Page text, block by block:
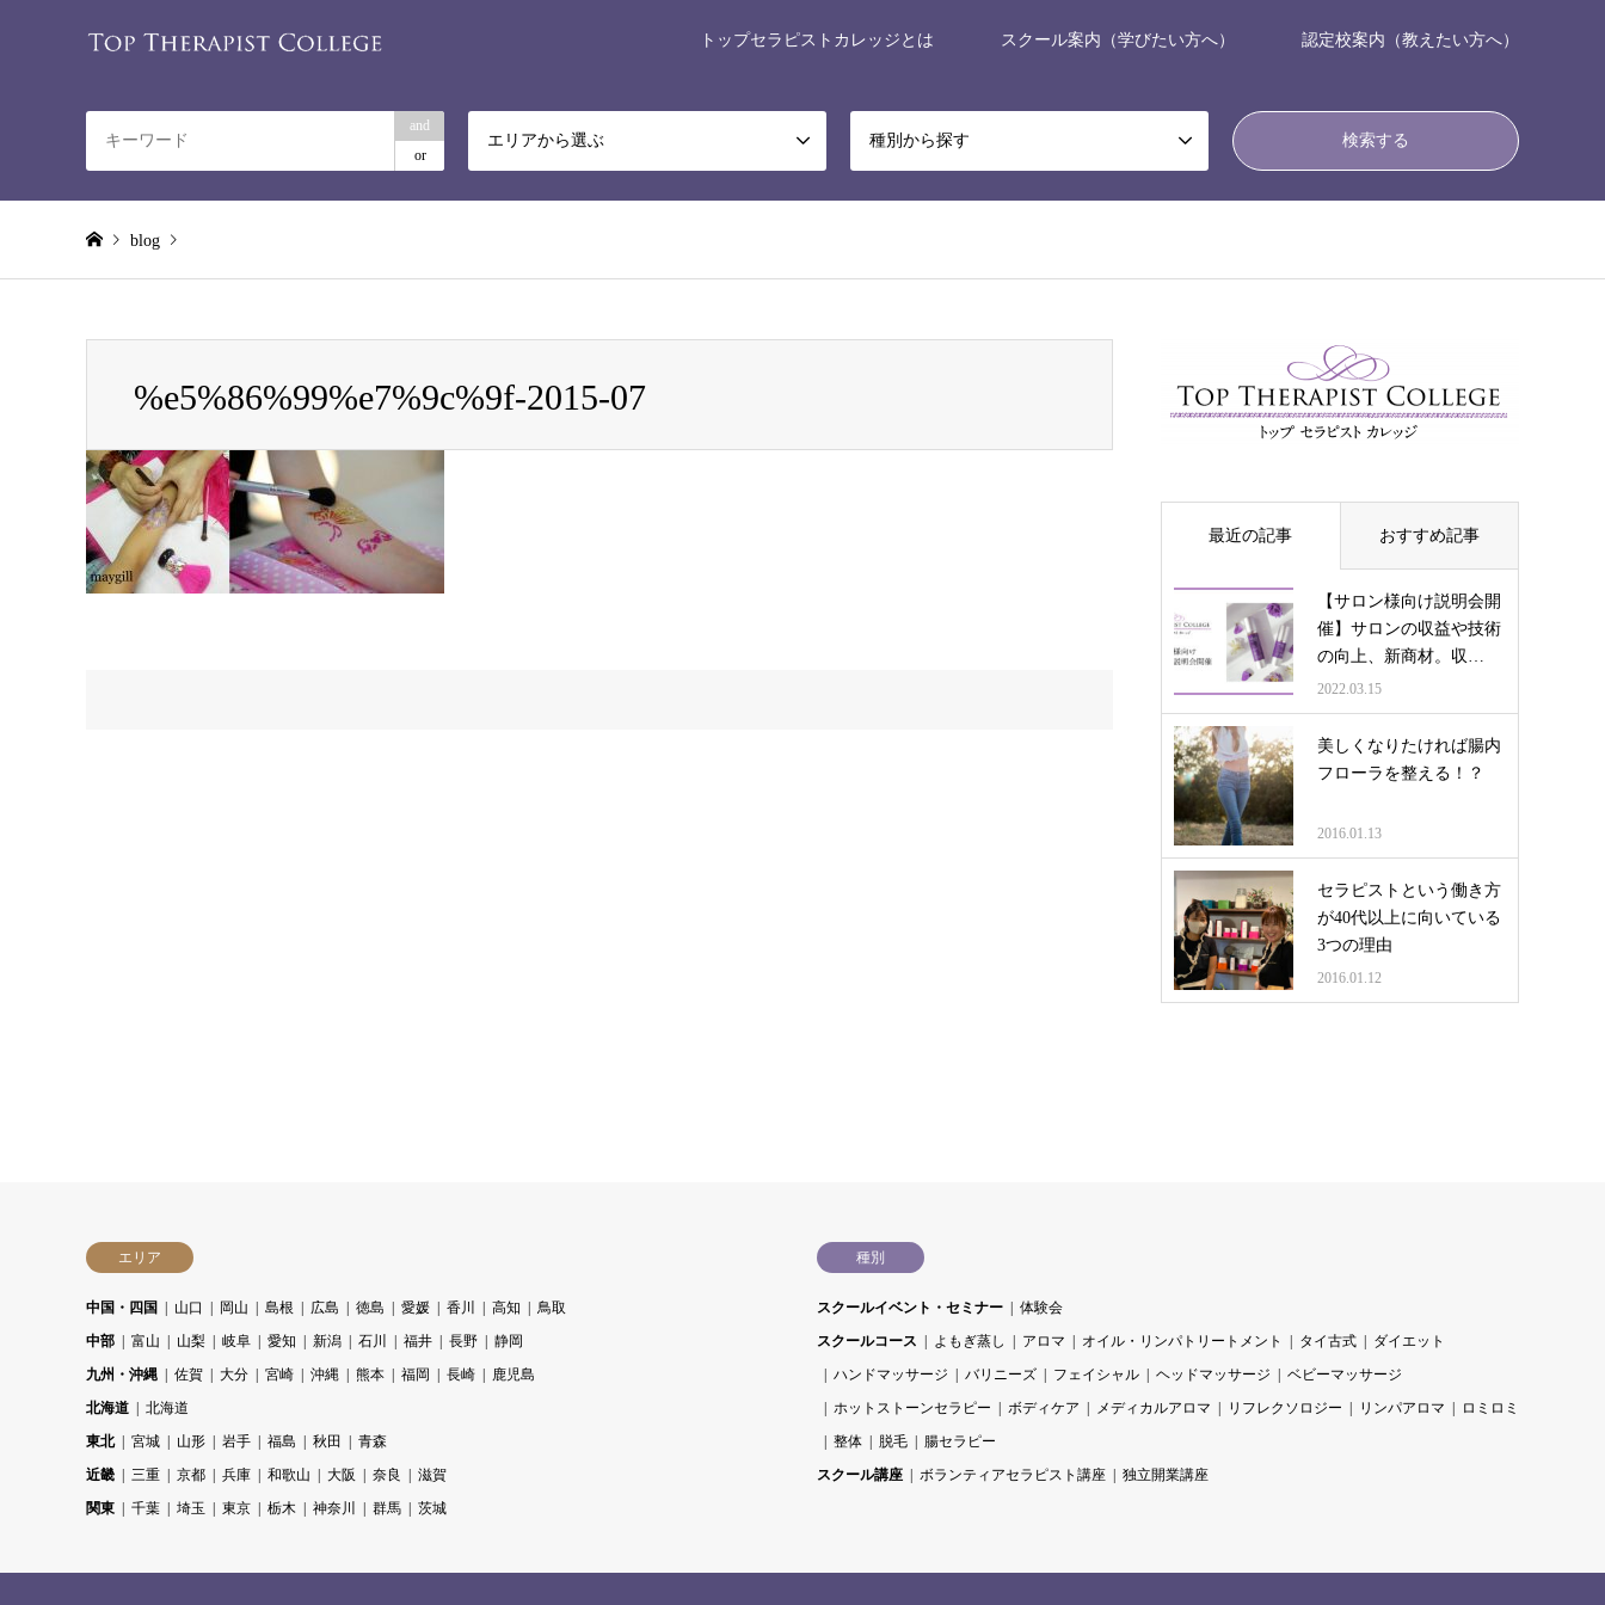
トップセラピストカレッジとは スクール案内（学びたい方へ） 認定校案内（教えたい方へ）
and
or
エリアから選ぶ 種別から探す
blog
%e5%86%99%e7%9c%9f-2015-07
%e5%86%99%e7%9c%9f-2015-07
最近の記事 おすすめ記事
【サロン様向け説明会開
催】サロンの収益や技術
の向上、新商材。収…
2022.03.15
美しくなりたければ腸内
フローラを整える！？
2016.01.13
セラピストという働き方
が40代以上に向いている
3つの理由
2016.01.12
エリア
中国・四国 山口 岡山 島根 広島 徳島 愛媛 香川 高知
鳥取
中部
富山 山梨 岐阜 愛知 新潟 石川 福井 長野
静岡
九州・沖縄
佐賀 大分 宮崎 沖縄 熊本 福岡 長崎
鹿児島
北海道
北海道
東北
宮城 山形 岩手 福島 秋田
青森
近畿
三重 京都 兵庫 和歌山 大阪 奈良
滋賀
関東
千葉 埼玉 東京 栃木 神奈川 群馬 茨城
種別
スクールイベント・セミナー
体験会
スクールコース
よもぎ蒸し アロマ オイル・リンパトリートメント タイ古式
ダイエット
ハンドマッサージ
バリニーズ フェイシャル ヘッドマッサージ
ベビーマッサージ
ホットストーンセラピー
ボディケア メディカルアロマ リフレクソロジー リンパアロマ
ロミロミ
整体
脱毛
腸セラピー
スクール講座
ボランティアセラピスト講座 独立開業講座